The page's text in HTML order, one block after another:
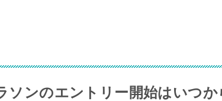
ソンのエントリー開始はいつか